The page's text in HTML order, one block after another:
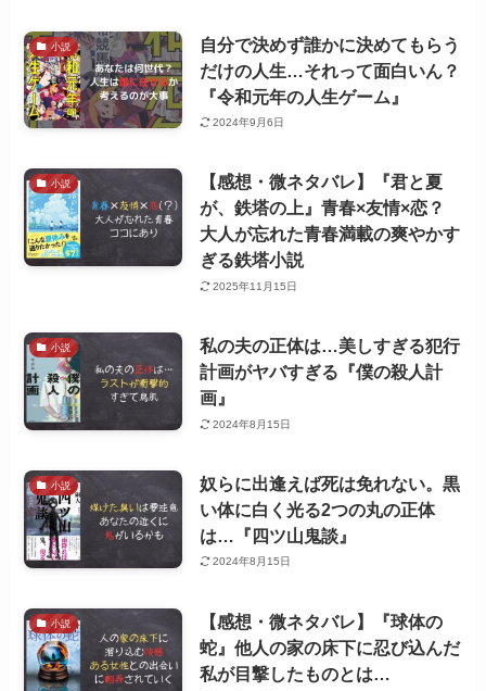
小説
自分で決めず誰かに決めてもらう
だけの人生…それって面白いん？
『令和元年の人生ゲーム』
2024年9月6日
小説
【感想・微ネタバレ】『君と夏
が、鉄塔の上』青春×友情×恋？
大人が忘れた青春満載の爽やかす
ぎる鉄塔小説
2025年11月15日
小説
私の夫の正体は…美しすぎる犯行
計画がヤバすぎる『僕の殺人計
画』
2024年8月15日
小説
奴らに出逢えば死は免れない。黒
い体に白く光る2つの丸の正体
は…『四ツ山鬼談』
2024年8月15日
小説
【感想・微ネタバレ】『球体の
蛇』他人の家の床下に忍び込んだ
私が目撃したものとは…